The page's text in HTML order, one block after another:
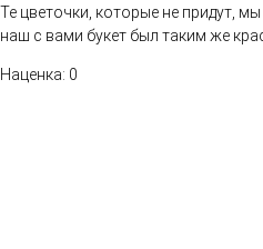
Те цветочки, которые не придут,
наш с вами букет был таким же
Наценка: 0